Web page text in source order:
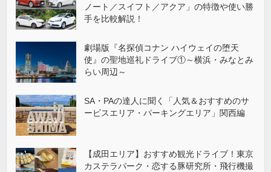
ノート／スイフト／アクア」の特徴や使い勝
手を比較解説！
劇場版『名探偵コナン ハイウェイの堕天
使』の聖地巡礼ドライブ①～横浜・みなとみ
らい周辺～
SA・PAの達人に聞く「人気＆おすすめのサ
ービスエリア・パーキングエリア」関西編
【成田エリア】おすすめ観光ドライブ！東京
カステラパーク・恋する豚研究所・飛行機撮